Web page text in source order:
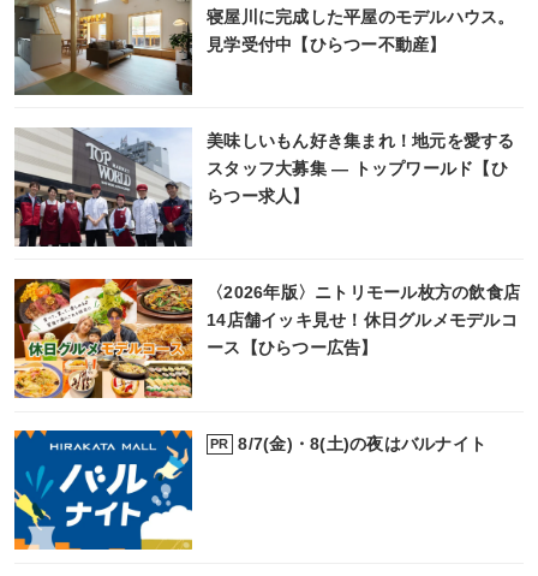
寝屋川に完成した平屋のモデルハウス。
見学受付中【ひらつー不動産】
美味しいもん好き集まれ！地元を愛する
スタッフ大募集 ― トップワールド【ひ
らつー求人】
〈2026年版〉ニトリモール枚方の飲食店
14店舗イッキ見せ！休日グルメモデルコ
ース【ひらつー広告】
PR 8/7(金)・8(土)の夜はバルナイト